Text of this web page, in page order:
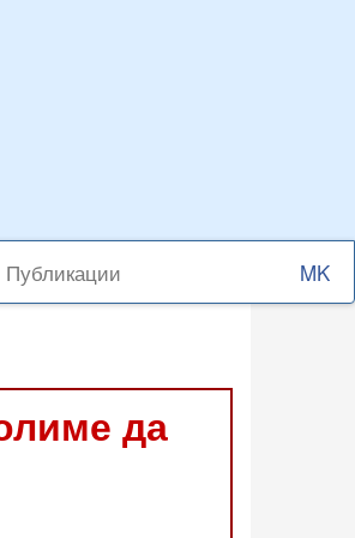
Публикации
Select
your
да